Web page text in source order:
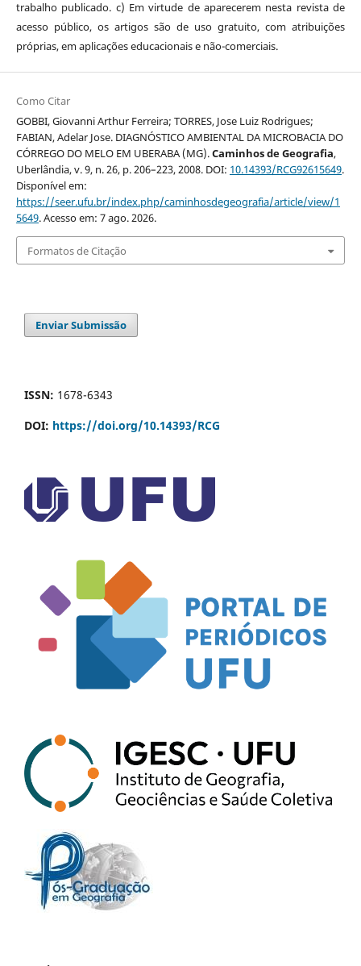
trabalho publicado. c) Em virtude de aparecerem nesta revista de
acesso público, os artigos são de uso gratuito, com atribuições
próprias, em aplicações educacionais e não-comerciais.
Como Citar
GOBBI, Giovanni Arthur Ferreira; TORRES, Jose Luiz Rodrigues;
FABIAN, Adelar Jose. DIAGNÓSTICO AMBIENTAL DA MICROBACIA DO
CÓRREGO DO MELO EM UBERABA (MG).Caminhos de Geografia,
Uberlândia, v. 9, n. 26, p. 206–223, 2008. DOI: 10.14393/RCG92615649.
Disponível em:
https://seer.ufu.br/index.php/caminhosdegeografia/article/view/1
5649. Acesso em: 7 ago. 2026.
Formatos de Citação
Enviar Submissão
ISSN: 1678-6343
DOI: https://doi.org/10.14393/RCG